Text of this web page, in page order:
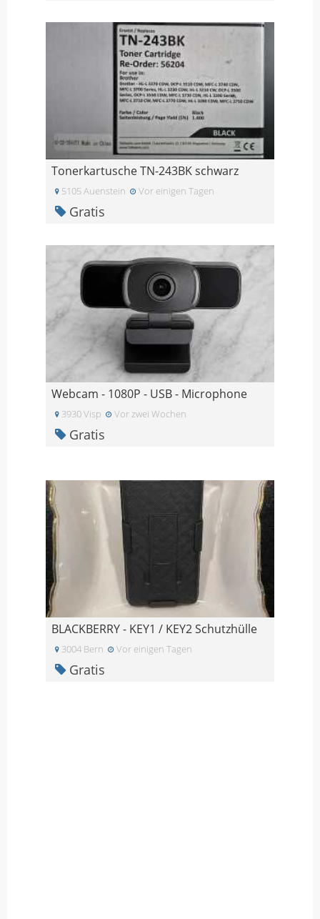
Tonerkartusche TN-243BK schwarz
5105 Auenstein Vor einigen Tagen
Gratis
Webcam - 1080P - USB - Microphone
3930 Visp Vor zwei Wochen
Gratis
BLACKBERRY - KEY1 / KEY2 Schutzhülle
3004 Bern Vor einigen Tagen
Gratis